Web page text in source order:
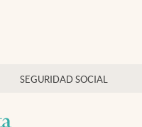
SEGURIDAD SOCIAL